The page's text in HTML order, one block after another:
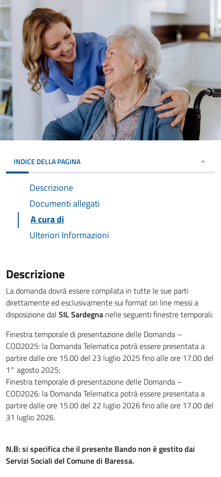
INDICE DELLA PAGINA
Descrizione
Documenti allegati
A cura di
Ulteriori Informazioni
Descrizione
La domanda dovrà essere compilata in tutte le sue parti
direttamente ed esclusivamente sui format on line messi a
disposizione dal SIL Sardegna nelle seguenti finestre temporali:
Finestra temporale di presentazione delle Domanda –
COD2025: la Domanda Telematica potrà essere presentata a
partire dalle ore 15.00 del 23 luglio 2025 fino alle ore 17.00 del
1° agosto 2025;
Finestra temporale di presentazione delle Domanda –
COD2026: la Domanda Telematica potrà essere presentata a
partire dalle ore 15.00 del 22 luglio 2026 fino alle ore 17.00 del
31 luglio 2026.
N.B: si specifica che il presente Bando non è gestito dai
Servizi Sociali del Comune di Baressa.